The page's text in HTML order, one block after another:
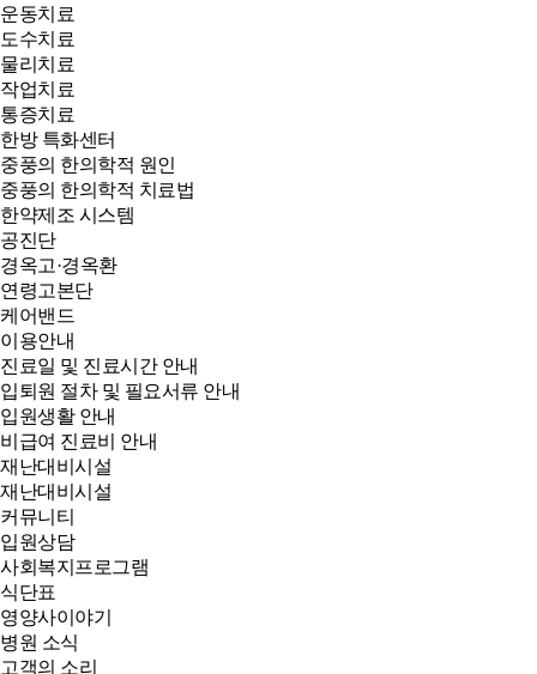
운동치료
도수치료
물리치료
작업치료
통증치료
한방 특화센터
중풍의 한의학적 원인
중풍의 한의학적 치료법
한약제조 시스템
공진단
경옥고·경옥환
연령고본단
케어밴드
이용안내
진료일 및 진료시간 안내
입퇴원 절차 및 필요서류 안내
입원생활 안내
비급여 진료비 안내
재난대비시설
재난대비시설
커뮤니티
입원상담
사회복지프로그램
식단표
영양사이야기
병원 소식
고객의 소리